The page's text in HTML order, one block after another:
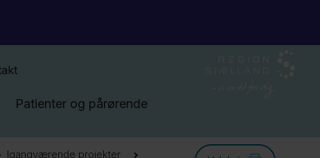
Patienter og pårørende
Igangværende projekter